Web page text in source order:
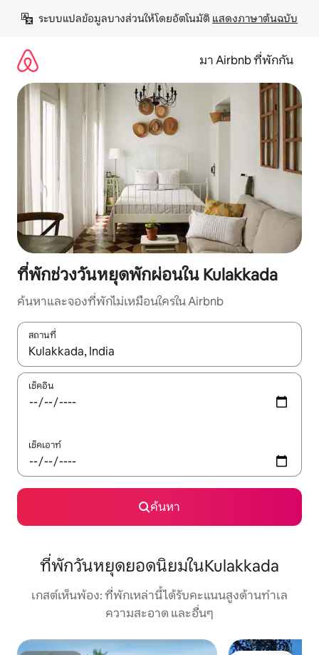
เนื้อหา
ระบบแปลข้อมูลบางส่วนให้โดยอัตโนมัติ แสดงภาษาต้นฉบับ
มา Airbnb ที่พักกัน
ที่พักช่วงวันหยุดพักผ่อนใน Kulakkada
ค้นหาและจองที่พักไม่เหมือนใครใน Airbnb
สถานที่
ใช้ลูกศรขึ้นลง หรือใช้การสัมผัสหรือปัด เพื่อสำรวจผลการค้นหา
เช็คอิน
เช็คเอาท์
ค้นหา
ที่พักวันหยุดยอดนิยมในKulakkada
เกสต์เห็นพ้อง: ที่พักเหล่านี้ได้รับคะแนนสูงด้านทำเล
ความสะอาด และอื่นๆ